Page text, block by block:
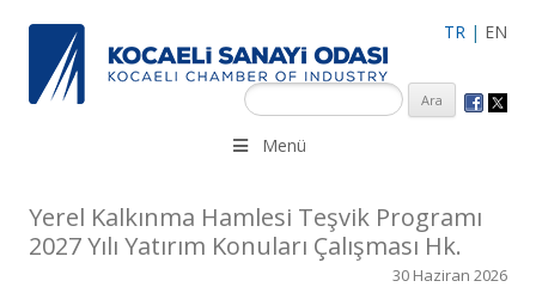
TR | EN
KSO 3500’ü aşkın sanayi kuruluşuna uzman çalışanları ile İzmit
Merkez, Çayırova, Dilovası, Gebze ve İMES OSB’deki ofisleri ile
Menü
Yerel Kalkınma Hamlesi Teşvik Programı
2027 Yılı Yatırım Konuları Çalışması Hk.
30 Haziran 2026